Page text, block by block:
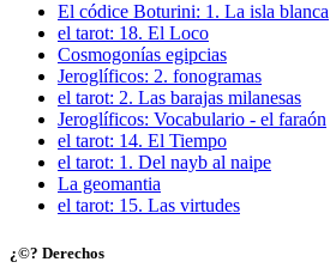
El códice Boturini: 1. La isla blanca
el tarot: 18. El Loco
Cosmogonías egipcias
Jeroglíficos: 2. fonogramas
el tarot: 2. Las barajas milanesas
Jeroglíficos: Vocabulario - el faraón
el tarot: 14. El Tiempo
el tarot: 1. Del nayb al naipe
La geomantia
el tarot: 15. Las virtudes
¿©? Derechos